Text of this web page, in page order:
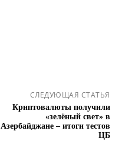
СЛЕДУЮЩАЯ СТАТЬЯ
Криптовалюты получили
«зелёный свет» в
Азербайджане – итоги тестов
ЦБ